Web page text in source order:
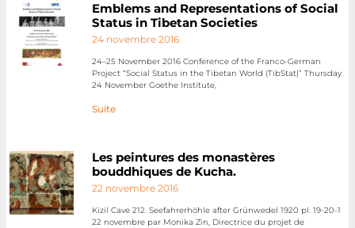
Emblems and Representations of Social
Status in Tibetan Societies
24 novembre 2016
24–25 November 2016 Conference of the Franco-German
Project “Social Status in the Tibetan World (TibStat)” Thursday
24 November Goethe Institute,
Suite
Les peintures des monastères
bouddhiques de Kucha.
22 novembre 2016
Kizil Cave 212. Seefahrerhöhle after Grünwedel 1920 pl. 19-20-1
22 novembre par Monika Zin, Directrice du projet de